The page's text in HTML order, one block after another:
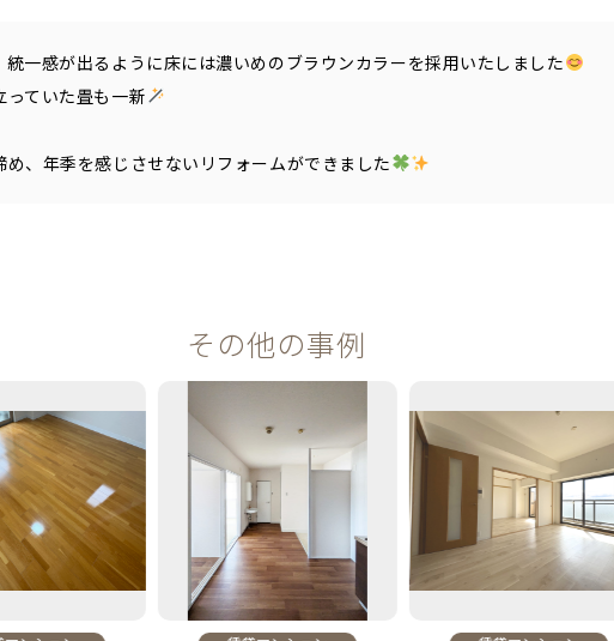
一感が出るように床には濃いめのブラウンカラーを採用いたしました
ていた畳も一新
、年季を感じさせないリフォームができました
その他の事例